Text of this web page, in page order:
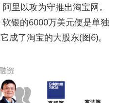
里以攻为守推出淘宝网。
银的6000万美元便是单独
成了淘宝的大股东(图6)。